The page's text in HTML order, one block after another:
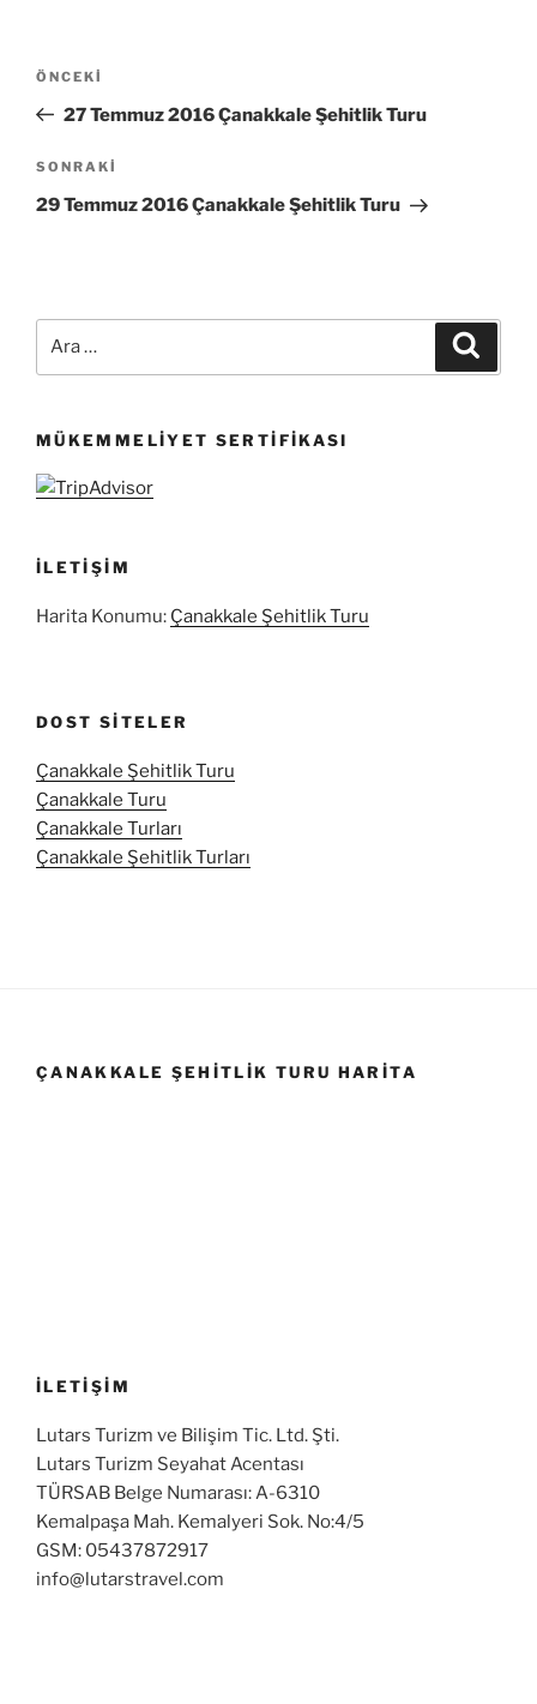
Yazı
Önceki
Yazı
ÖNCEKI
27 Temmuz 2016 Çanakkale Şehitlik Turu
Sonraki
Yazı
SONRAKI
29 Temmuz 2016 Çanakkale Şehitlik Turu
MÜKEMMELIYET SERTIFIKASI
İLETIŞIM
Harita Konumu: Çanakkale Şehitlik Turu
DOST SITELER
Çanakkale Şehitlik Turu
Çanakkale Turu
Çanakkale Turları
Çanakkale Şehitlik Turları
ÇANAKKALE ŞEHITLIK TURU HARITA
İLETİŞİM
Lutars Turizm ve Bilişim Tic. Ltd. Şti.
Lutars Turizm Seyahat Acentası
TÜRSAB Belge Numarası: A-6310
Kemalpaşa Mah. Kemalyeri Sok. No:4/5
GSM: 05437872917
info@lutarstravel.com